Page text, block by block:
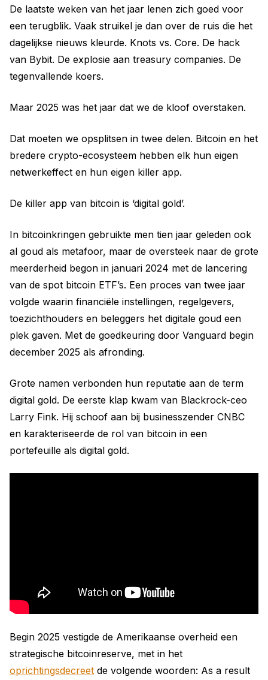
De laatste weken van het jaar lenen zich goed voor
een terugblik. Vaak struikel je dan over de ruis die het
dagelijkse nieuws kleurde. Knots vs. Core. De hack
van Bybit. De explosie aan treasury companies. De
tegenvallende koers.
Maar 2025 was het jaar dat we de kloof overstaken.
Dat moeten we opsplitsen in twee delen. Bitcoin en het
bredere crypto-ecosysteem hebben elk hun eigen
netwerkeffect en hun eigen killer app.
De killer app van bitcoin is ‘digital gold’.
In bitcoinkringen gebruikte men tien jaar geleden ook
al goud als metafoor, maar de oversteek naar de grote
meerderheid begon in januari 2024 met de lancering
van de spot bitcoin ETF’s. Een proces van twee jaar
volgde waarin financiële instellingen, regelgevers,
toezichthouders en beleggers het digitale goud een
plek gaven. Met de goedkeuring door Vanguard begin
december 2025 als afronding.
Grote namen verbonden hun reputatie aan de term
digital gold. De eerste klap kwam van Blackrock-ceo
Larry Fink. Hij schoof aan bij businesszender CNBC
en karakteriseerde de rol van bitcoin in een
portefeuille als digital gold.
Begin 2025 vestigde de Amerikaanse overheid een
strategische bitcoinreserve, met in het
oprichtingsdecreet de volgende woorden: As a result